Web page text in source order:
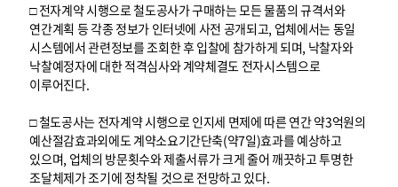
□ 전자계약 시행으로 철도공사가 구매하는 모든 물품의 규격서와
연간계획 등 각종 정보가 인터넷에 사전 공개되고, 업체에서는 동일
시스템에서 관련정보를 조회한 후 입찰에 참가하게 되며, 낙찰자와
낙찰예정자에 대한 적격심사와 계약체결도 전자시스템으로
이루어진다.
□ 철도공사는 전자계약 시행으로 인지세 면제에 따른 연간 약3억원의
예산절감효과외에도 계약소요기간단축(약7일)효과를 예상하고
있으며, 업체의 방문횟수와 제출서류가 크게 줄어 깨끗하고 투명한
조달체제가 조기에 정착될 것으로 전망하고 있다.